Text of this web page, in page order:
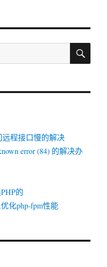
搜
远程接口慢的解决
error (84) 的解决办
的
化php-fpm性能